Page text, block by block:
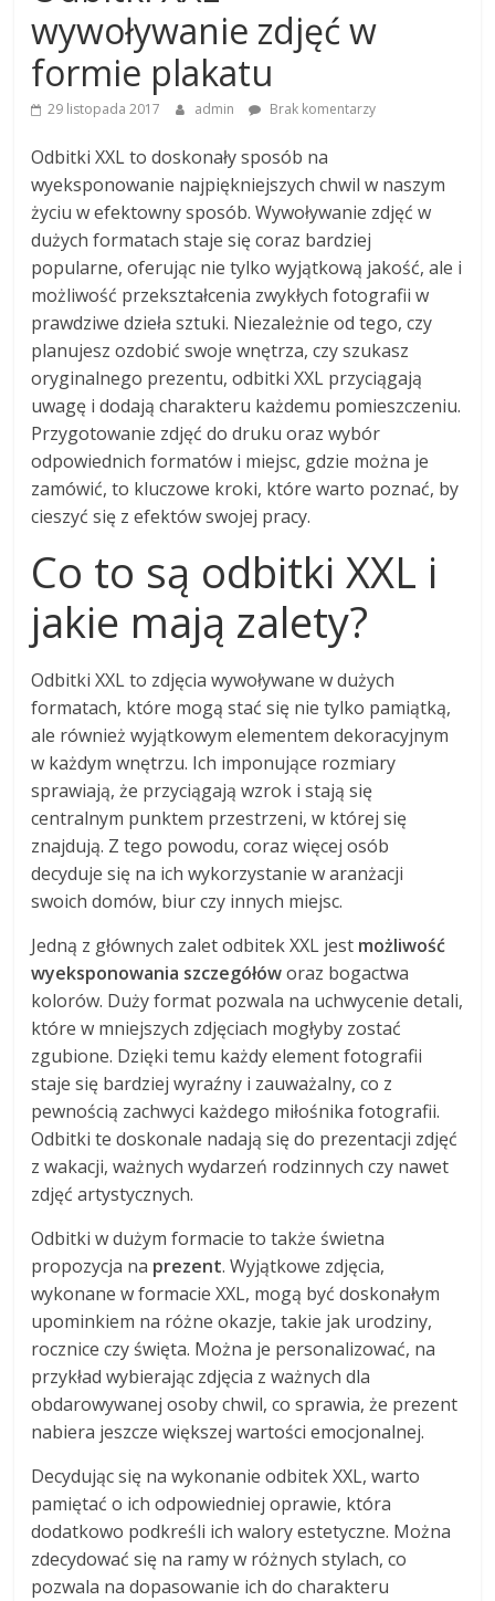
wywoływanie zdjęć w
formie plakatu
29 listopada 2017 admin Brak komentarzy
Odbitki XXL to doskonały sposób na
wyeksponowanie najpiękniejszych chwil w naszym
życiu w efektowny sposób. Wywoływanie zdjęć w
dużych formatach staje się coraz bardziej
popularne, oferując nie tylko wyjątkową jakość, ale i
możliwość przekształcenia zwykłych fotografii w
prawdziwe dzieła sztuki. Niezależnie od tego, czy
planujesz ozdobić swoje wnętrza, czy szukasz
oryginalnego prezentu, odbitki XXL przyciągają
uwagę i dodają charakteru każdemu pomieszczeniu.
Przygotowanie zdjęć do druku oraz wybór
odpowiednich formatów i miejsc, gdzie można je
zamówić, to kluczowe kroki, które warto poznać, by
cieszyć się z efektów swojej pracy.
Co to są odbitki XXL i
jakie mają zalety?
Odbitki XXL to zdjęcia wywoływane w dużych
formatach, które mogą stać się nie tylko pamiątką,
ale również wyjątkowym elementem dekoracyjnym
w każdym wnętrzu. Ich imponujące rozmiary
sprawiają, że przyciągają wzrok i stają się
centralnym punktem przestrzeni, w której się
znajdują. Z tego powodu, coraz więcej osób
decyduje się na ich wykorzystanie w aranżacji
swoich domów, biur czy innych miejsc.
Jedną z głównych zalet odbitek XXL jest możliwość
wyeksponowania szczegółóworaz bogactwa
kolorów. Duży format pozwala na uchwycenie detali,
które w mniejszych zdjęciach mogłyby zostać
zgubione. Dzięki temu każdy element fotografii
staje się bardziej wyraźny i zauważalny, co z
pewnością zachwyci każdego miłośnika fotografii.
Odbitki te doskonale nadają się do prezentacji zdjęć
z wakacji, ważnych wydarzeń rodzinnych czy nawet
zdjęć artystycznych.
Odbitki w dużym formacie to także świetna
propozycja na prezent. Wyjątkowe zdjęcia,
wykonane w formacie XXL, mogą być doskonałym
upominkiem na różne okazje, takie jak urodziny,
rocznice czy święta. Można je personalizować, na
przykład wybierając zdjęcia z ważnych dla
obdarowywanej osoby chwil, co sprawia, że prezent
nabiera jeszcze większej wartości emocjonalnej.
Decydując się na wykonanie odbitek XXL, warto
pamiętać o ich odpowiedniej oprawie, która
dodatkowo podkreśli ich walory estetyczne. Można
zdecydować się na ramy w różnych stylach, co
pozwala na dopasowanie ich do charakteru